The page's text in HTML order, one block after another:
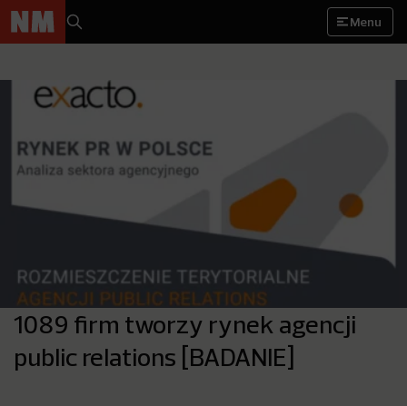
Menu
1089 firm tworzy rynek agencji
public relations [BADANIE]